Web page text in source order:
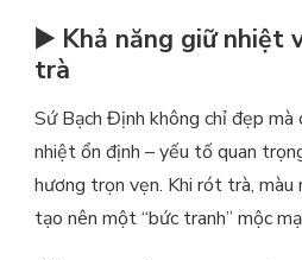
▶️ Khả năng giữ nhiệt
trà
Sứ Bạch Định không chỉ đẹp mà
nhiệt ổn định – yếu tố quan
hương trọn vẹn. Khi rót trà, màu
tạo nên một “bức tranh” mộc